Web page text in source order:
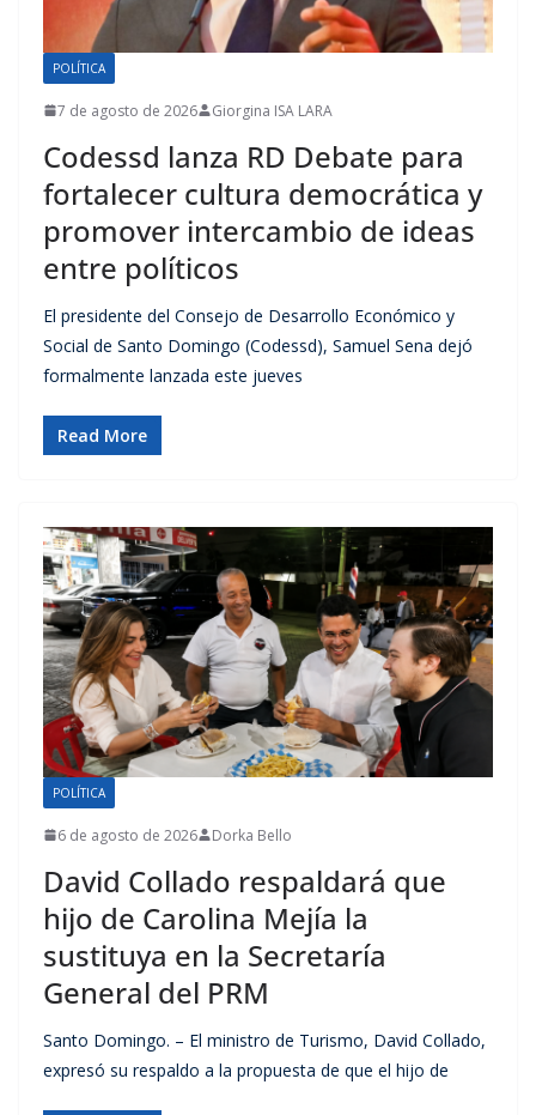
POLÍTICA
7 de agosto de 2026 Giorgina ISA LARA
Codessd lanza RD Debate para
fortalecer cultura democrática y
promover intercambio de ideas
entre políticos
El presidente del Consejo de Desarrollo Económico y
Social de Santo Domingo (Codessd), Samuel Sena dejó
formalmente lanzada este jueves
Read More
POLÍTICA
6 de agosto de 2026 Dorka Bello
David Collado respaldará que
hijo de Carolina Mejía la
sustituya en la Secretaría
General del PRM
Santo Domingo. – El ministro de Turismo, David Collado,
expresó su respaldo a la propuesta de que el hijo de